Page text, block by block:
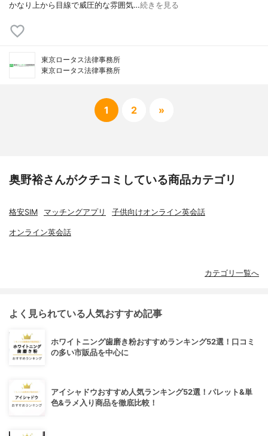
かなり上から目線で威圧的な雰囲気…続きを見る
東京ロータス法律事務所
東京ロータス法律事務所
1 2 »
奥野裕さんがクチコミしている商品カテゴリ
格安SIM マッチングアプリ 子供向けオンライン英会話
オンライン英会話
カテゴリ一覧へ
よく見られている人気おすすめ記事
ホワイトニング歯磨き粉おすすめランキング52選！口コミ
の多い市販品を中心に
アイシャドウおすすめ人気ランキング52選！パレット&単
色&ラメ入り商品を徹底比較！